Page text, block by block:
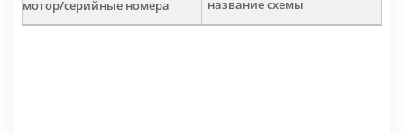
мотор/серийные номера название схемы